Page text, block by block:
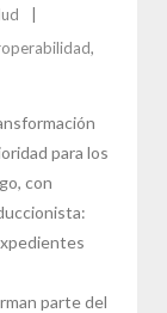
,
para los
con
parte del